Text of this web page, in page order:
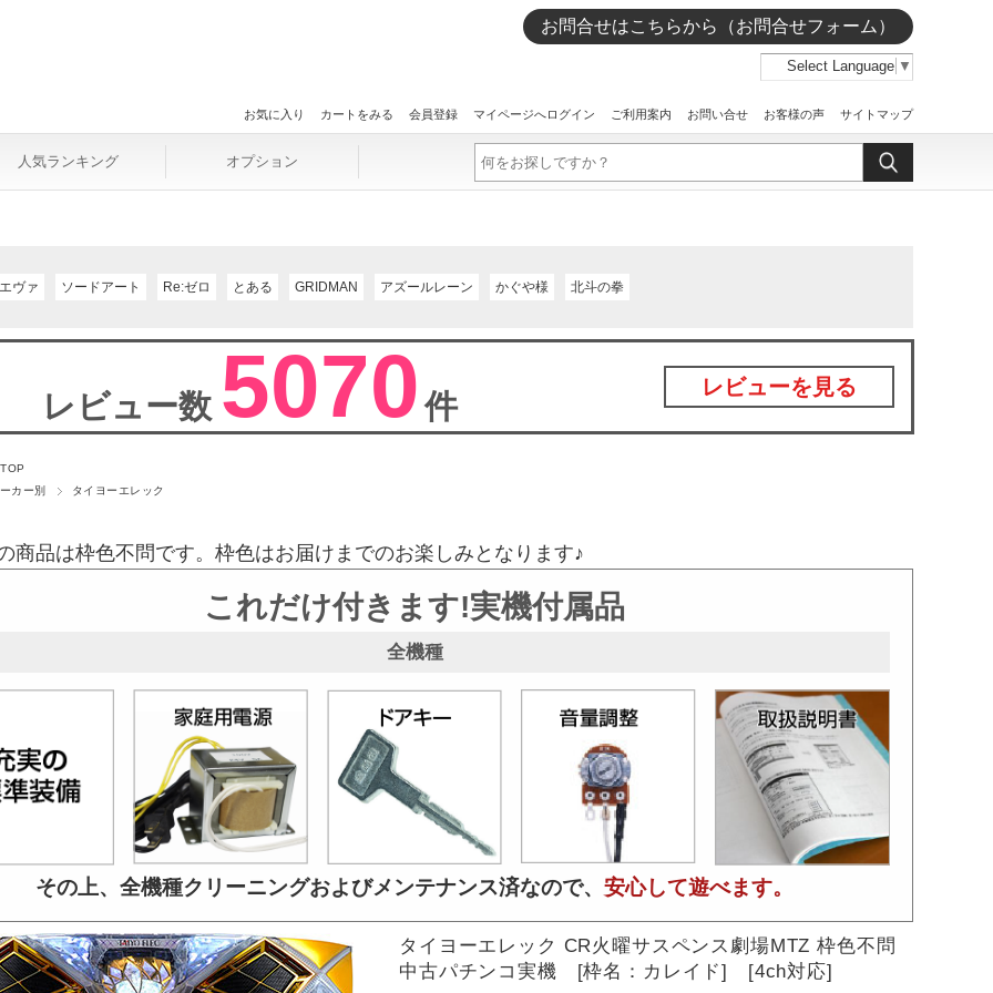
お問合せはこちらから（お問合せフォーム）
Select Language ▼
お気に入り カートをみる 会員登録 マイページへログイン ご利用案内 お問い合せ お客様の声 サイトマップ
人気ランキング オプション
エヴァ ソードアート Re:ゼロ とある GRIDMAN アズールレーン かぐや様 北斗の拳
レビュー数 5070件
レビューを見る
カー別
タイヨーエレック
商品は枠色不問です。枠色はお届けまでのお楽しみとなります♪
これだけ付きます!実機付属品
全機種
その上、全機種クリーニングおよびメンテナンス済なので、 安心して遊べます。
タイヨーエレック CR火曜サスペンス劇場MTZ 枠色不問
中古パチンコ実機 [枠名：カレイド] [4ch対応]